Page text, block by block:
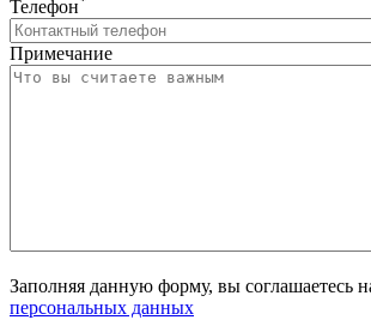
Телефон
Примечание
Заполняя данную форму, вы соглашаетесь
персональных данных